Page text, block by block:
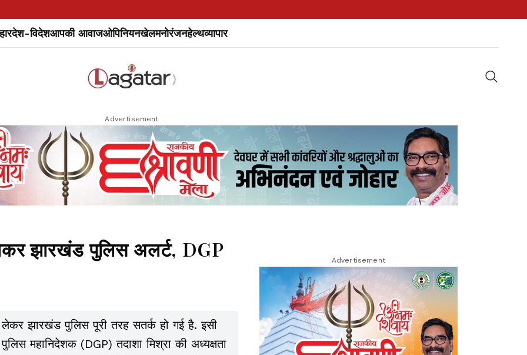
देश-विदेशआपकी आवाजओपिनियनखेलमनोरंजनहेल्थव्यापार
Advertisement
झारखंड पुलिस अलर्ट, DGP
लेकर झारखंड पुलिस पूरी तरह सतर्क हो गई है. इसी
महानिदेशक (DGP) तदाशा मिश्रा की अध्यक्षता
Advertisement